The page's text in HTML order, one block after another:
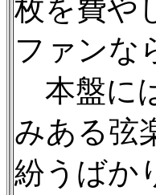
枚を費や
ファンな
本盤に
みある弦
紛うばか